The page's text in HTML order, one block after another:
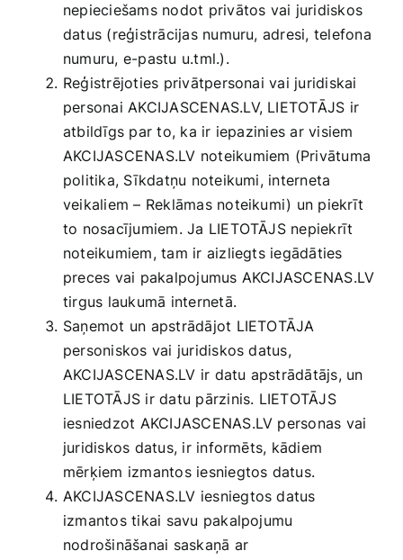
Pakalpojumi
Pārtikas preces
Preces birojam
Preces pieaugušajiem
Rotaļlietas, bērnu preces
Smaržas, kosmētika
Sports, tūrisms un atpūta
TV un Sadzīves tehnika
Zoo preces
nepieciešams nodot privātos vai juridiskos
datus (reģistrācijas numuru, adresi, telefona
numuru, e-pastu u.tml.).
Reģistrējoties privātpersonai vai juridiskai
personai AKCIJASCENAS.LV, LIETOTĀJS ir
atbildīgs par to, ka ir iepazinies ar visiem
AKCIJASCENAS.LV noteikumiem (Privātuma
politika, Sīkdatņu noteikumi, interneta
veikaliem – Reklāmas noteikumi) un piekrīt
to nosacījumiem. Ja LIETOTĀJS nepiekrīt
noteikumiem, tam ir aizliegts iegādāties
preces vai pakalpojumus AKCIJASCENAS.LV
tirgus laukumā internetā.
Saņemot un apstrādājot LIETOTĀJA
personiskos vai juridiskos datus,
AKCIJASCENAS.LV ir datu apstrādātājs, un
LIETOTĀJS ir datu pārzinis. LIETOTĀJS
iesniedzot AKCIJASCENAS.LV personas vai
juridiskos datus, ir informēts, kādiem
mērķiem izmantos iesniegtos datus.
AKCIJASCENAS.LV iesniegtos datus
izmantos tikai savu pakalpojumu
nodrošināšanai saskaņā ar